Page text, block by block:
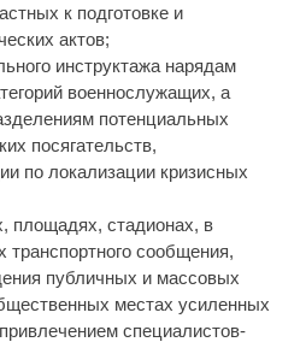
к подготовке и
актов;
инструктажа нарядам
военнослужащих, а
потенциальных
посягательств,
по локализации кризисных
площадях, стадионах, в
транспортного сообщения,
публичных и массовых
местах усиленных
специалистов-